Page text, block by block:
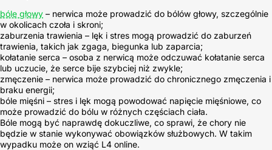
bóle głowy – nerwica może prowadzić do bólów głowy, szczególnie
w okolicach czoła i skroni;
zaburzenia trawienia – lęk i stres mogą prowadzić do zaburzeń
trawienia, takich jak zgaga, biegunka lub zaparcia;
kołatanie serca – osoba z nerwicą może odczuwać kołatanie serca
lub uczucie, że serce bije szybciej niż zwykle;
zmęczenie – nerwica może prowadzić do chronicznego zmęczenia i
braku energii;
bóle mięśni – stres i lęk mogą powodować napięcie mięśniowe, co
może prowadzić do bólu w różnych częściach ciała.
Bóle mogą być naprawdę dokuczliwe, co sprawi, że chory nie
będzie w stanie wykonywać obowiązków służbowych. W takim
wypadku może on wziąć L4 online.